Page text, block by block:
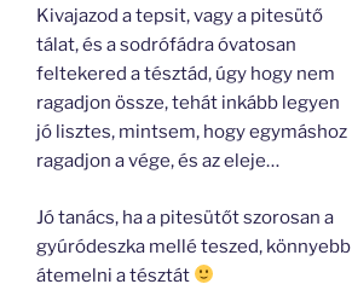
Kivajazod a tepsit, vagy a pitesütő
tálat, és a sodrófádra óvatosan
feltekered a tésztád, úgy hogy nem
ragadjon össze, tehát inkább legyen
jó lisztes, mintsem, hogy egymáshoz
ragadjon a vége, és az eleje…
Jó tanács, ha a pitesütőt szorosan a
gyúródeszka mellé teszed, könnyebb
átemelni a tésztát